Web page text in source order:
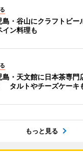
島・谷山にクラフトビ
イン料理も
島・天文館に日本茶専門
タルトやチーズケーキ
もっと見る